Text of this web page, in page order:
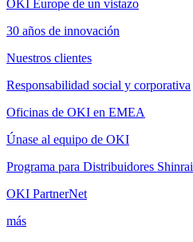
OKI Europe de un vistazo
30 años de innovación
Nuestros clientes
Responsabilidad social y corporativa
Oficinas de OKI en EMEA
Únase al equipo de OKI
Programa para Distribuidores Shinrai
OKI PartnerNet
más